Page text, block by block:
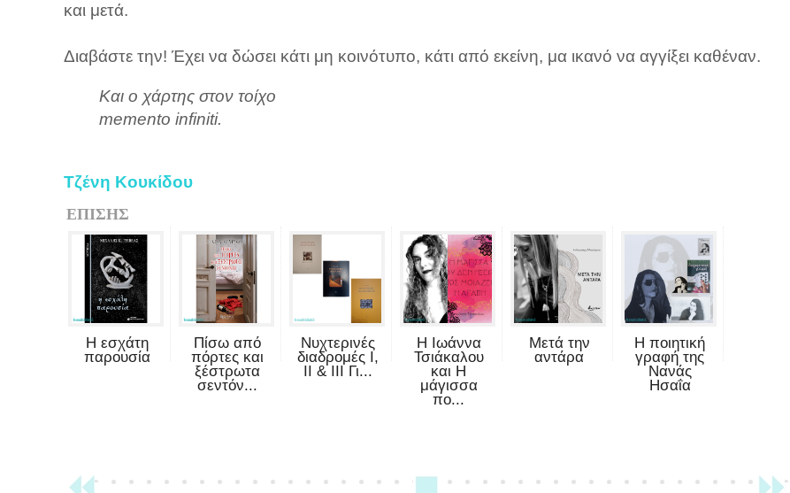
και μετά.
Διαβάστε την! Έχει να δώσει κάτι μη κοινότυπο, κάτι από εκείνη, μα ικανό να αγγίξει καθέναν.
Και ο χάρτης στον τοίχο
memento infiniti.
Τζένη Κουκίδου
ΕΠΙΣΗΣ
Η εσχάτη
παρουσία
Πίσω από
πόρτες και
ξέστρωτα
σεντόν...
Νυχτερινές
διαδρομές Ι,
ΙΙ & ΙΙΙ Γι...
Η Ιωάννα
Τσιάκαλου
και Η
μάγισσα
πο...
Μετά την
αντάρα
Η ποιητική
γραφή της
Νανάς
Ησαΐα